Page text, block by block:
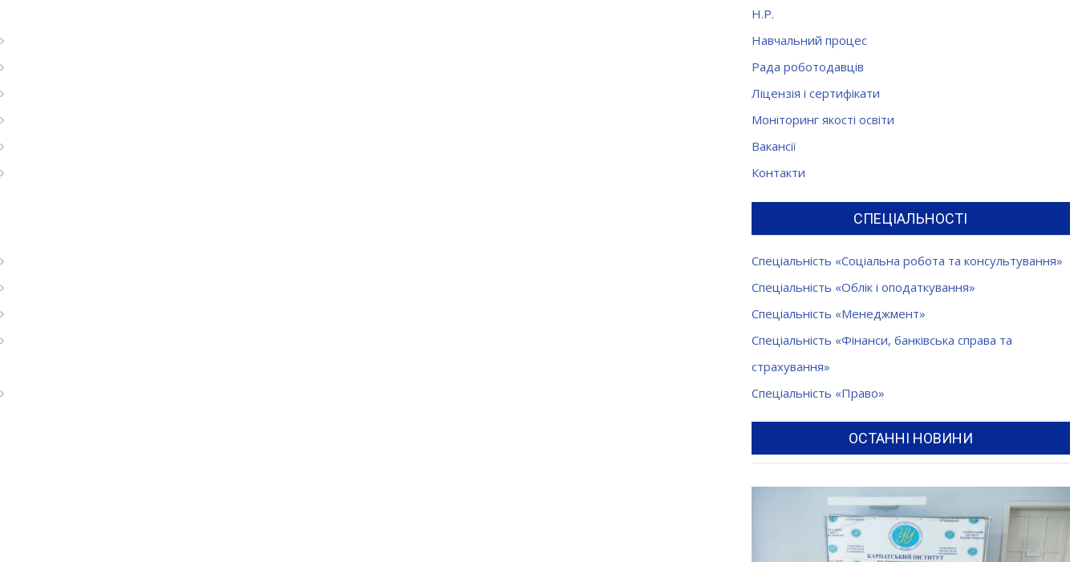
Н.Р.
Навчальний процес
Рада роботодавців
Ліцензія і сертифікати
Моніторинг якості освіти
Вакансії
Контакти
СПЕЦІАЛЬНОСТІ
Спеціальність «Соціальна робота та консультування»
Спеціальність «Облік і оподаткування»
Спеціальність «Менеджмент»
Спеціальність «Фінанси, банківська справа та
страхування»
Спеціальність «Право»
ОСТАННІ НОВИНИ